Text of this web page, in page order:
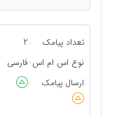
تعداد پیامک :
2
نوع اس ام اس : فارسی
ارسال پیامک
: